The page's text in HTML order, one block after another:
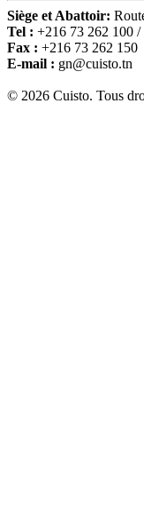
Siège et Abattoir:
Tel : +216 73 262 100
Fax : +216 73 262 150
E-mail : gn@cuisto.tn
© 2026 Cuisto. Tous